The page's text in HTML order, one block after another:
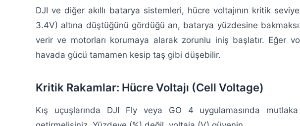
DJI ve diğer akıllı batarya sistemleri, hücre voltajının kritik
3.4V) altına düştüğünü gördüğü an, batarya yüzdesine
verir ve motorları korumaya alarak zorunlu iniş başlatır. Eğer
havada gücü tamamen kesip taş gibi düşebilir.
Kritik Rakamlar: Hücre Voltajı (Cell Voltage)
Kış uçuşlarında DJI Fly veya GO 4 uygulamasında